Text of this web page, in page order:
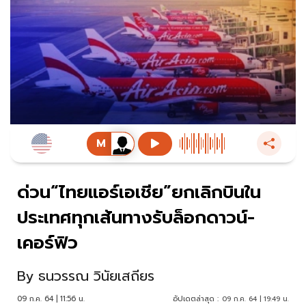
ด่วน“ไทยแอร์เอเชีย”ยกเลิกบินใน
ประเทศทุกเส้นทางรับล็อกดาวน์-
เคอร์ฟิว
By ธนวรรณ วินัยเสถียร
09 ก.ค. 64 | 11:56 น. อัปเดตล่าสุด : 09 ก.ค. 64 | 19:49 น.